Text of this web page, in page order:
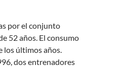
por el conjunto
52 años. El consumo
los últimos años.
dos entrenadores